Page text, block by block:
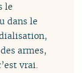
le
dans le
armes,
vrai.